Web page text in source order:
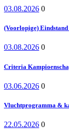
03.08.2026 0
(Voorlopige)
03.08.2026 0
Criteria
03.06.2026 0
Vluchtprogramma &
22.05.2026 0